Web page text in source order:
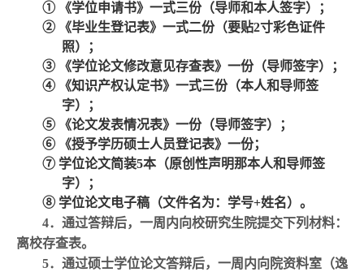
①
《学位申请书》一式三份（导师和本人签字）；
②
《毕业生登记表》一式二份（要贴2寸彩色证件
照）；
③
《学位论文修改意见存查表》一份（导师签字）；
④
《知识产权认定书》一式三份（本人和导师签
字）；
⑤
《论文发表情况表》一份（导师签字）；
⑥
《授予学历硕士人员登记表》一份；
⑦ 学位论文简装5本（原创性声明那本人和导师签
字）；
⑧ 学位论文电子稿（文件名为：学号+姓名）。
4．通过答辩后，一周内向校研究生院提交下列材料：
离校存查表。
5．通过硕士学位论文答辩后，一周内向院资料室（逸